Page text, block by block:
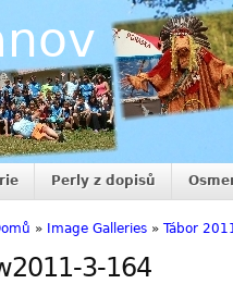
Perly z dopisů
» Image Galleries » Tábor
3-164